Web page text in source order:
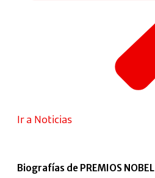
Ir a Noticias
Biografías de PREMIOS NOBEL